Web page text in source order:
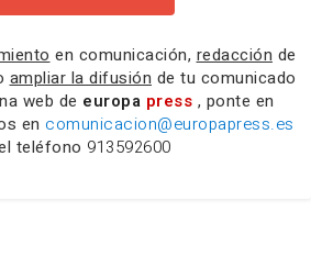
en comunicación, redacción de
ampliar la difusión de tu comunicado
web de europa press , ponte en
en comunicacion@europapress.es
teléfono 913592600